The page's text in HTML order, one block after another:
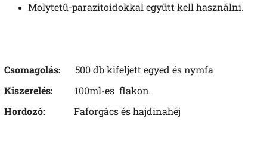
Molytetű-parazitoidokkal együtt kell használni.
Csomagolás: 500 db kifeljett egyed és nymfa
Kiszerelés: 100ml-es flakon
Hordozó: Faforgács és hajdinahéj